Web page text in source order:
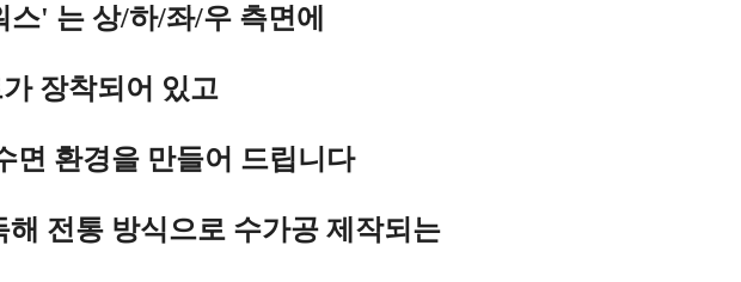
' 는 상/하/좌/우 측면에
장착되어 있고
면 환경을 만들어 드립니다
전통 방식으로 수가공 제작되는